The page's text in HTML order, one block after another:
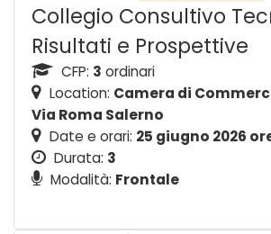
Collegio Consultivo
Risultati e Prospettive
CFP: 3 ordinari
Location: Camera di
Via Roma Salerno
Date e orari: 25 giugno 2026
Durata: 3
Modalità: Frontale